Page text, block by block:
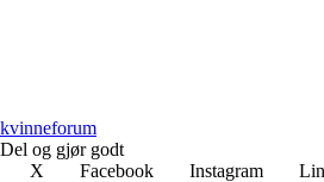
kvinneforum
Del og gjør godt
X
Facebook Instagram